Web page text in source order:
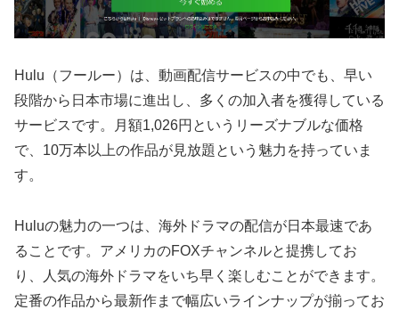
Hulu（フールー）は、動画配信サービスの中でも、早い
段階から日本市場に進出し、多くの加入者を獲得している
サービスです。月額1,026円というリーズナブルな価格
で、10万本以上の作品が見放題という魅力を持っていま
す。
Huluの魅力の一つは、海外ドラマの配信が日本最速であ
ることです。アメリカのFOXチャンネルと提携してお
り、人気の海外ドラマをいち早く楽しむことができます。
定番の作品から最新作まで幅広いラインナップが揃ってお